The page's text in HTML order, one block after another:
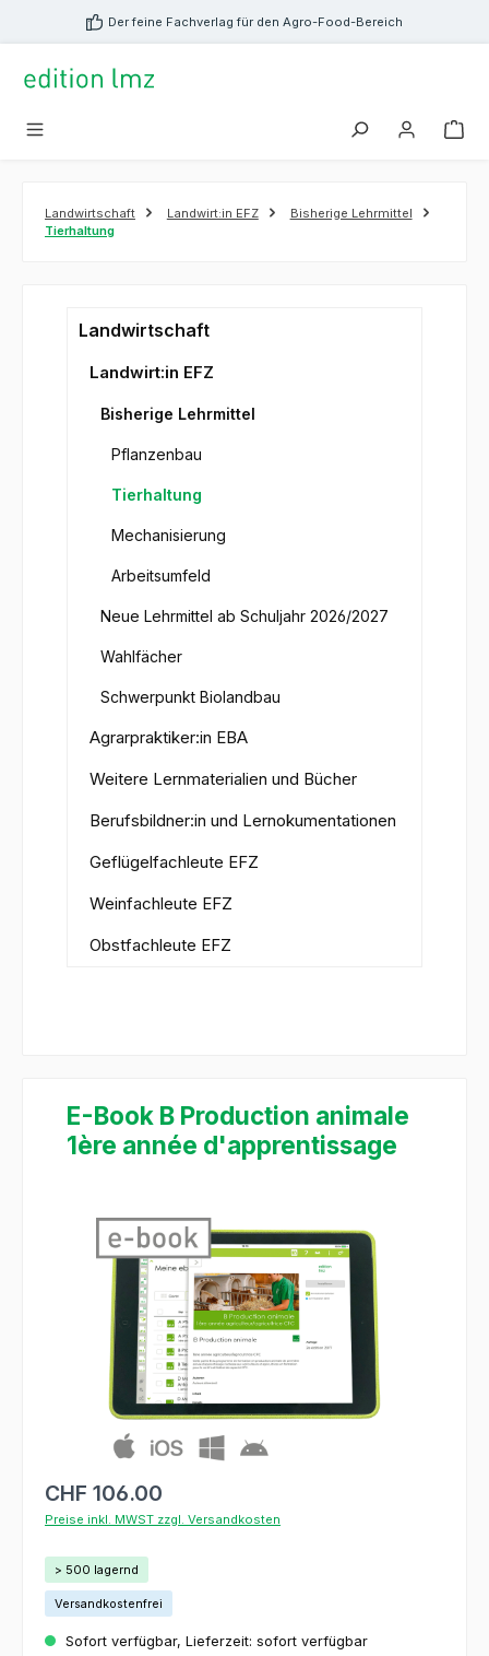
springen Der feine Fachverlag für den Agro-Food-Bereich
Landwirtschaft Landwirt:in EFZ
Bisherige Lehrmittel
Tierhaltung
Landwirtschaft
Landwirt:in EFZ
Bisherige Lehrmittel
Pflanzenbau
Tierhaltung
Mechanisierung
Arbeitsumfeld
Neue Lehrmittel ab Schuljahr 2026/2027
Wahlfächer
Schwerpunkt Biolandbau
Agrarpraktiker:in EBA
Weitere Lernmaterialien und Bücher
Berufsbildner:in und Lernokumentationen
Geflügelfachleute EFZ
Weinfachleute EFZ
Obstfachleute EFZ
E-Book B Production animale
1ère année d'apprentissage
Bildergalerie überspringen
CHF 106.00
Preise inkl. MWST zzgl. Versandkosten
> 500 lagernd
Versandkostenfrei
Sofort verfügbar, Lieferzeit: sofort verfügbar